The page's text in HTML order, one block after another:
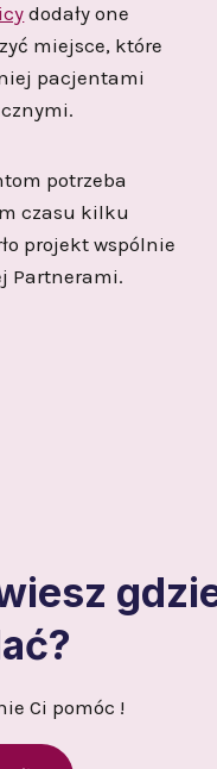
dodały one
miejsce, które
pacjentami
potrzeba
czasu kilku
projekt wspólnie
Partnerami.
Ci pomóc !